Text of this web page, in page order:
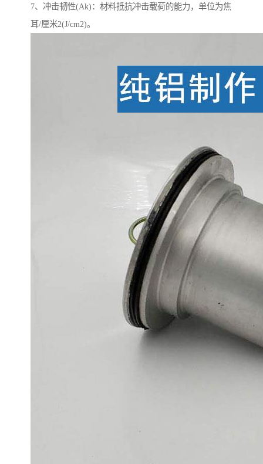
7、冲击韧性(Ak)：材料抵抗冲击载荷的能力，单位为焦
耳/厘米2(J/cm2)。